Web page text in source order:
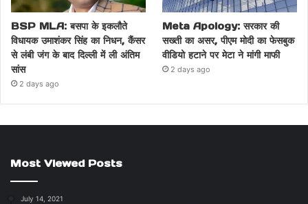
BSP MLA: बसपा के इकलौते
विधायक उमाशंकर सिंह का निधन, कैंसर
से लंबी जंग के बाद दिल्ली में ली अंतिम
सांस
2 days ago
Meta Apology: सरकार की
सख्ती का असर, पीएम मोदी का फेसबुक
वीडियो हटाने पर मेटा ने मांगी माफी
2 days ago
Most Viewed Posts
July 14, 2021